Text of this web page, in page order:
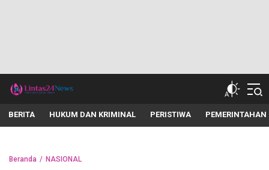
lintas24news.com
Menyingkap Setiap Realita
BERITA HUKUM DAN KRIMINAL PERISTIWA PEMERINTAHAN
Beranda NASIONAL